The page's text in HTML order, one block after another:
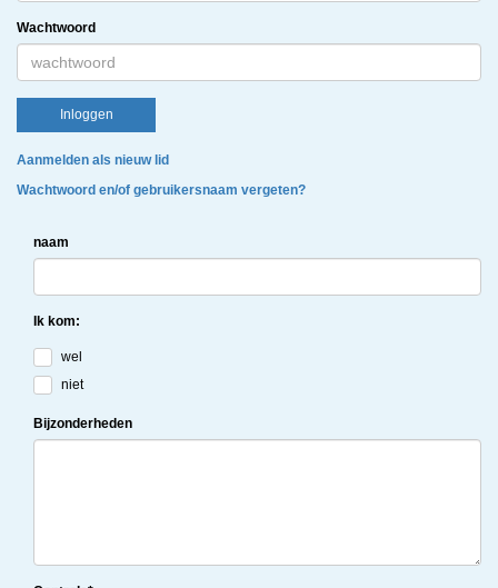
Wachtwoord
Inloggen
Aanmelden als nieuw lid
Wachtwoord en/of gebruikersnaam vergeten?
naam
Ik kom:
wel
niet
Bijzonderheden